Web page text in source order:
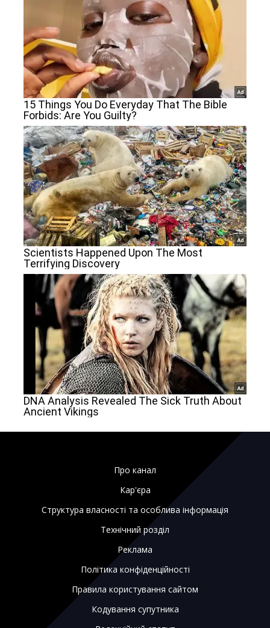
Про канал
Кар'єра
Структура власності та особлива інформація
Технічний розділ
Реклама
Політика конфіденційності
Правила користування сайтом
Кодування супутника